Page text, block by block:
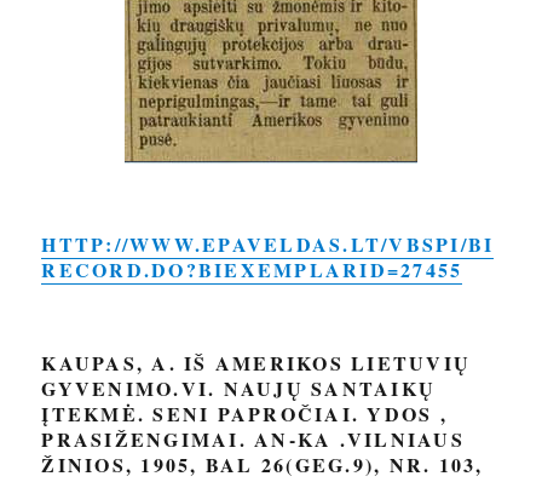
HTTP://WWW.EPAVELDAS.LT/VBSPI/BI
RECORD.DO?BIEXEMPLARID=27455
KAUPAS, A. IŠ AMERIKOS LIETUVIŲ
GYVENIMO.VI. NAUJŲ SANTAIKŲ
ĮTEKMĖ. SENI PAPROČIAI. YDOS ,
PRASIŽENGIMAI. AN-KA .VILNIAUS
ŽINIOS, 1905, BAL 26(GEG.9), NR. 103,